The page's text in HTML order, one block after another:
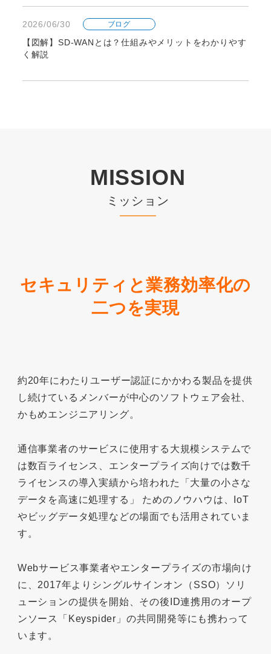
2026/06/30 ブログ
【図解】SD-WANとは？仕組みやメリットをわかりやす
く解説
MISSION
ミッション
セキュリティと業務効率化の
二つを実現
約20年にわたりユーザー認証にかかわる製品を提供
し続けているメンバーが中心のソフトウェア会社、
かもめエンジニアリング。
通信事業者のサービスに使用する大規模システムで
は数百ライセンス、エンタープライズ向けでは数千
ライセンスの導入実績から培われた「大量の小さな
データを高速に処理する」 ためのノウハウは、IoT
やビッグデータ処理などの場面でも活用されていま
す。
Webサービス事業者やエンタープライズの市場向け
に、2017年よりシングルサインオン（SSO）ソリ
ューションの提供を開始、その後ID連携用のオープ
ンソース「Keyspider」の共同開発等にも携わって
います。